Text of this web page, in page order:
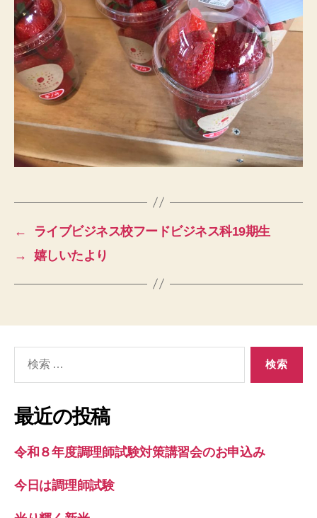
←
ライブビジネス校フードビジネス科19期生
→
嬉しいたより
象:
最近の投稿
令和８年度調理師試験対策講習会のお申込み
今日は調理師試験